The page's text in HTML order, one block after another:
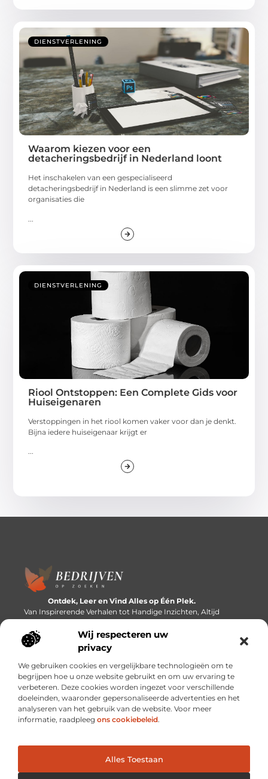
Wij respecteren uw
privacy
We gebruiken cookies en vergelijkbare technologieën om te
begrijpen hoe u onze website gebruikt en om uw ervaring te
verbeteren. Deze cookies worden ingezet voor verschillende
doeleinden, waaronder gepersonaliseerde advertenties en het
analyseren van het gebruik van de website. Voor meer
informatie, raadpleeg ons cookiebeleid.
Alles Toestaan
DIENSTVERLENING
Waarom kiezen voor een
detacheringsbedrijf in Nederland loont
Het inschakelen van een gespecialiseerd
detacheringsbedrijf in Nederland is een slimme zet voor
organisaties die
DIENSTVERLENING
Riool Ontstoppen: Een Complete Gids voor
Huiseigenaren
Verstoppingen in het riool komen vaker voor dan je denkt.
Bijna iedere huiseigenaar krijgt er
Ontdek, Leer en Vind Alles op Één Plek.
Van Inspirerende Verhalen tot Handige Inzichten, Altijd
Binnen Handbereik.
Bericht categorie
Onze informatie